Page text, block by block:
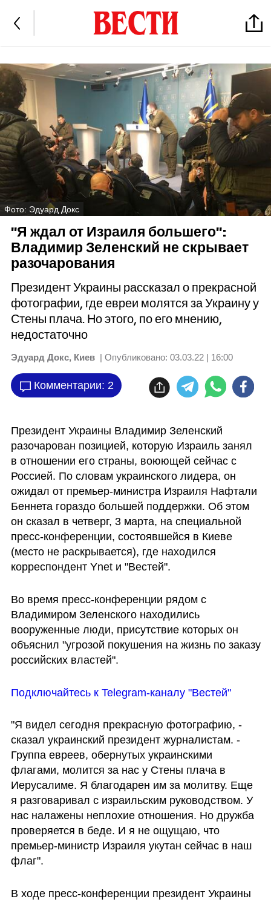
Фото: Эдуард Докс
"Я ждал от Израиля большего":
Владимир Зеленский не скрывает
разочарования
Президент Украины рассказал о прекрасной
фотографии, где евреи молятся за Украину у
Стены плача. Но этого, по его мнению,
недостаточно
Эдуард Докс, Киев | Опубликовано: 03.03.22 | 16:00
Комментарии: 2
Президент Украины Владимир Зеленский
разочарован позицией, которую Израиль занял
в отношении его страны, воюющей сейчас с
Россией. По словам украинского лидера, он
ожидал от премьер-министра Израиля Нафтали
Беннета гораздо большей поддержки. Об этом
он сказал в четверг, 3 марта, на специальной
пресс-конференции, состоявшейся в Киеве
(место не раскрывается), где находился
корреспондент Ynet и "Вестей".
Во время пресс-конференции рядом с
Владимиром Зеленского находились
вооруженные люди, присутствие которых он
объяснил "угрозой покушения на жизнь по заказу
российских властей".
Подключайтесь к Telegram-каналу "Вестей"
"Я видел сегодня прекрасную фотографию, -
сказал украинский президент журналистам. -
Группа евреев, обернутых украинскими
флагами, молится за нас у Стены плача в
Иерусалиме. Я благодарен им за молитву. Еще
я разговаривал с израильским руководством. У
нас налажены неплохие отношения. Но дружба
проверяется в беде. И я не ощущаю, что
премьер-министр Израиля укутан сейчас в наш
флаг".
В ходе пресс-конференции президент Украины